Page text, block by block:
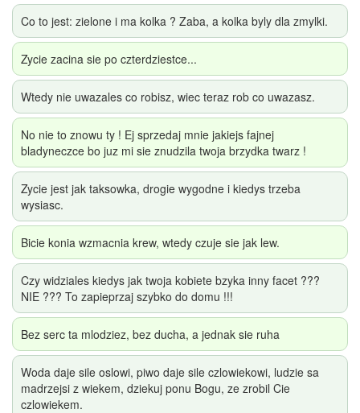
Co to jest: zielone i ma kolka ? Zaba, a kolka byly dla zmylki.
Zycie zacina sie po czterdziestce...
Wtedy nie uwazales co robisz, wiec teraz rob co uwazasz.
No nie to znowu ty ! Ej sprzedaj mnie jakiejs fajnej
bladyneczce bo juz mi sie znudzila twoja brzydka twarz !
Zycie jest jak taksowka, drogie wygodne i kiedys trzeba
wysiasc.
Bicie konia wzmacnia krew, wtedy czuje sie jak lew.
Czy widziales kiedys jak twoja kobiete bzyka inny facet ???
NIE ??? To zapieprzaj szybko do domu !!!
Bez serc ta mlodziez, bez ducha, a jednak sie ruha
Woda daje sile oslowi, piwo daje sile czlowiekowi, ludzie sa
madrzejsi z wiekem, dziekuj ponu Bogu, ze zrobil Cie
czlowiekem.